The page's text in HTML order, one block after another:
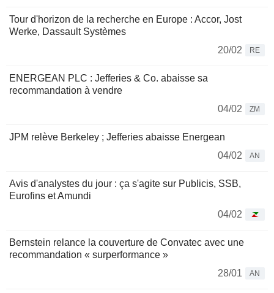
Tour d'horizon de la recherche en Europe : Accor, Jost
Werke, Dassault Systèmes
20/02
RE
ENERGEAN PLC : Jefferies & Co. abaisse sa
recommandation à vendre
04/02
ZM
JPM relève Berkeley ; Jefferies abaisse Energean
04/02
AN
Avis d'analystes du jour : ça s'agite sur Publicis, SSB,
Eurofins et Amundi
04/02
Bernstein relance la couverture de Convatec avec une
recommandation « surperformance »
28/01
AN